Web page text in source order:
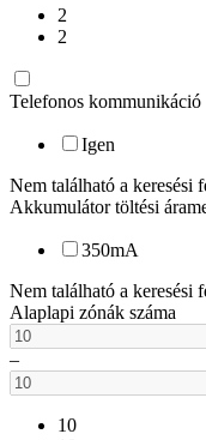
2
2
Telefonos kommunikáció
Igen
Nem található a keresési
Akkumulátor töltési
350mA
Nem található a keresési
Alaplapi zónák száma
–
10